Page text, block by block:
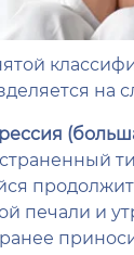
на
печали и